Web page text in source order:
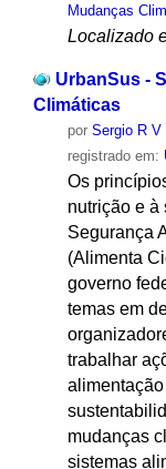
Mudanças
Localizado
UrbanSus -
Climáticas
por Sergio R V
registrado em:
Os
nutrição e à
Segurança
(Alimenta
governo
temas em
trabalhar
mudanças
sistemas